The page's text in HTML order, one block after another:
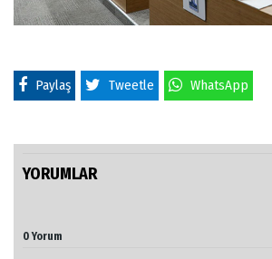
Paylaş Tweetle WhatsApp
YORUMLAR
0 Yorum